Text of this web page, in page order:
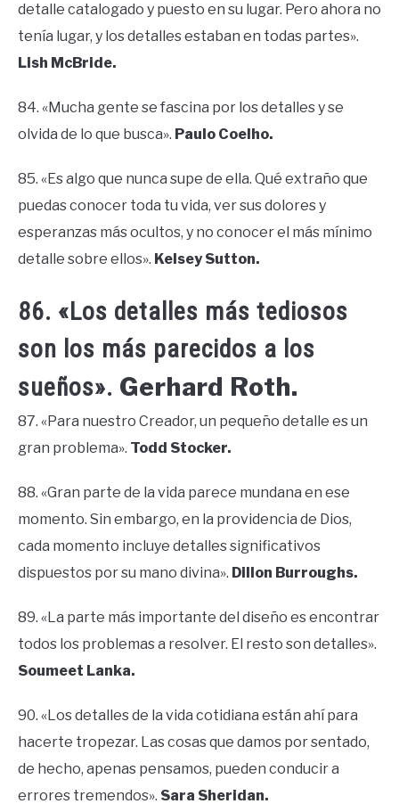
detalle catalogado y puesto en su lugar. Pero ahora no
tenía lugar, y los detalles estaban en todas partes».
Lish McBride.
84. «Mucha gente se fascina por los detalles y se
olvida de lo que busca». Paulo Coelho.
85. «Es algo que nunca supe de ella. Qué extraño que
puedas conocer toda tu vida, ver sus dolores y
esperanzas más ocultos, y no conocer el más mínimo
detalle sobre ellos». Kelsey Sutton.
86. «Los detalles más tediosos
son los más parecidos a los
sueños». Gerhard Roth.
87. «Para nuestro Creador, un pequeño detalle es un
gran problema». Todd Stocker.
88. «Gran parte de la vida parece mundana en ese
momento. Sin embargo, en la providencia de Dios,
cada momento incluye detalles significativos
dispuestos por su mano divina». Dillon Burroughs.
89. «La parte más importante del diseño es encontrar
todos los problemas a resolver. El resto son detalles».
Soumeet Lanka.
90. «Los detalles de la vida cotidiana están ahí para
hacerte tropezar. Las cosas que damos por sentado,
de hecho, apenas pensamos, pueden conducir a
errores tremendos». Sara Sheridan.